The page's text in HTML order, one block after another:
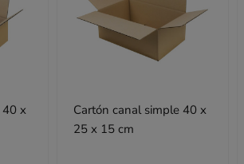
Cartón canal simple 40 x
25 x 15 cm